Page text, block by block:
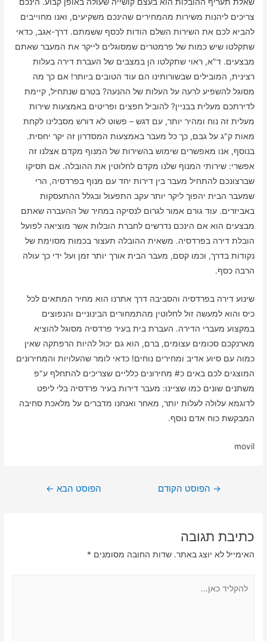
צריכים ליהנות משירות מהמחירים שהינכם משקיעים, ואנו מחוייבים
להביא לכם את השירות השלם הודות לכסף ששמתם. דרך-אגב, כדאי
שתקלטו שיש כמות של פרמטרים שמסוגלים לייקר את המעבר שאתם
מבצעים. ד"א, ראוי שתקלטו הן במצבים של העברת דירה בעלות
רצינית, המובילים שבשורותינו הם עוד הטובים ביותר! אם כך מה
מסוגל להשפיע לרעה על העלות של ההנעה? בטרם שנתחיל, קיימת
לדירתכם מעלית בבניין? להוביל חפצים ופריטים באמצעות שירות
מעלית זה נוח ומהיר יותר, עם דגש – פשוט לא דורש מסבלינו לקחת
מאות ק"ג על גבם, כך כל מעבר באמצעות המסדרון זה יקר יחסית.
בנוסף, אנו מאפשרים שימוש בהשירות של המנוף מקדם אצלנו זה
אפשרי: שירותי המנוף שלנו מקדם לחלוטין את ההובלה. אם תסיקו
שברצונכם להתחיל מעבר בין דירות יחד עם מנוף בפרדסיה, הרי
שמעבר הבית יהפוך ליקר יותר עקב התפעול ובגלל ההתעסקות
באביזרים. עוד גורם אמור לגרום לנסיקה במחיר של ההעברה שאתם
מבצעים הוא אם הינכם נדרשים לחברת הובלות אשר מוציאה לפועל
הובלת דירה בפרדסיה. משאית ההובלה תעצור בכמות מסוימת של
נקודות בדרך, וכמו קסם, מעבר הבית אורך יותר זמן ועל ידי כך עולה
הרבה כסף.
שינוע דירה בפרדסיה והסביבה דרך אתרנו הוא מחיר המתאים לכל
כיס והוא למעשה זול לחלוטין מהתמחורים הבינוניים והנפוצים
במקצוע מעברי הדירה. העברת בית בעיר פרדסיה מסוגל להוציא
מארנקכם סכומים עצומים, ברם, הוא גם יכול להיות הרפתקה שאין
כמוה עם סיוע אדיב ומחירים נוחים! כדאי לומר שהעלויות והמחירונים
המוצגים לכם באים כ# מחירונים כלליים שצריכים להתחלף ע"פ
משתנים שונים כמו שציינו: מעבר דירות בעיר פרדסיה בלי ליפט
לדוגמא עלולה לעלות יותר, מאחר ואנחנו מדברים על מלאכת סחיבה
המבקשת כוח אדם נוסף.
movil
ניווט
→ הפוסט הקודם הפוסט הבא ←
כתיבת תגובה
האימייל לא יוצג באתר. שדות החובה מסומנים *